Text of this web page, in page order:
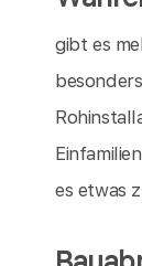
gibt es
es etwas